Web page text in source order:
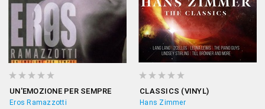
UN'EMOZIONE PER SEMPRE
Eros Ramazzotti
CLASSICS (VINYL)
Hans Zimmer